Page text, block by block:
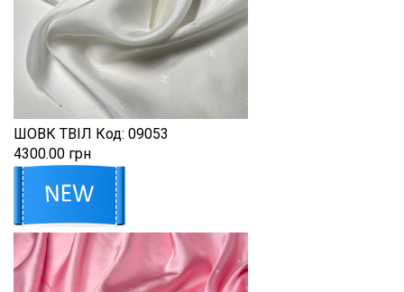
ШОВК ТВІЛ Код: 09053
4300.00 грн